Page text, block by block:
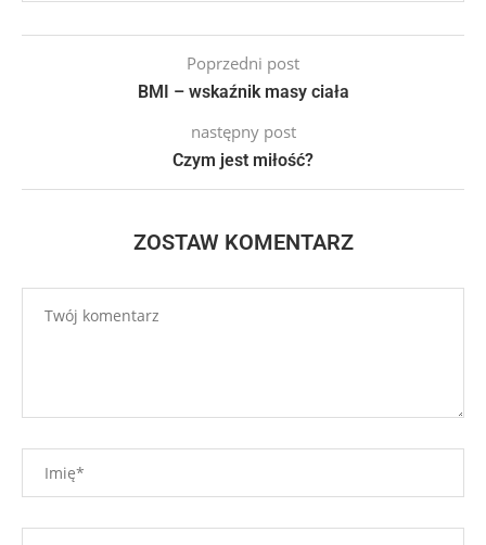
Poprzedni post
BMI – wskaźnik masy ciała
następny post
Czym jest miłość?
ZOSTAW KOMENTARZ